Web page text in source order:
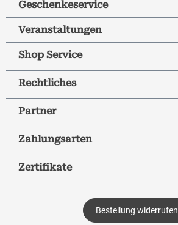
Geschenkeservice
Veranstaltungen
Shop Service
Rechtliches
Partner
Zahlungsarten
Zertifikate
Bestellung widerrufen